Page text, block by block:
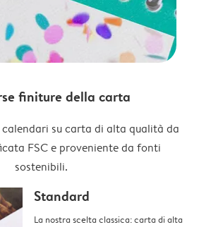
finiture della carta
su carta di alta qualità da
FSC e proveniente da fonti
sostenibili.
Standard
La nostra scelta classica: carta di alta